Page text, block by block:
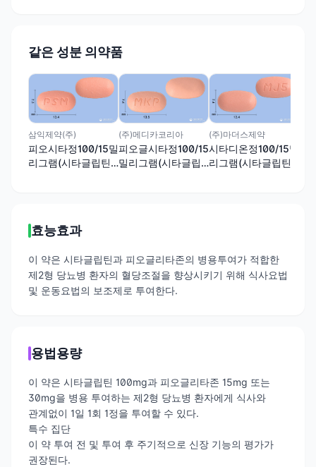
같은 성분 의약품
삼익제약(주)
피오시타정100/15밀
리그램(시타글립틴
(주)메디카코리아
피오글시타정100/15
밀리그램(시타글립
(주)마더스제약
시타디온정100/15밀
리그램(시타글립틴
효능효과
이 약은 시타글립틴과 피오글리타존의 병용투여가 적합한
제2형 당뇨병 환자의 혈당조절을 향상시키기 위해 식사요법
및 운동요법의 보조제로 투여한다.
용법용량
이 약은 시타글립틴 100mg과 피오글리타존 15mg 또는
30mg을 병용 투여하는 제2형 당뇨병 환자에게 식사와
관계없이 1일 1회 1정을 투여할 수 있다.
특수 집단
이 약 투여 전 및 투여 후 주기적으로 신장 기능의 평가가
권장된다.